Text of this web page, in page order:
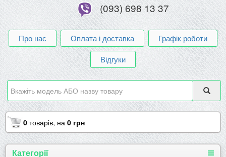
(093) 698 13 37
Про нас Оплата і доставка
Графік роботи
Відгуки
0 товарів, на 0 грн
Категорії